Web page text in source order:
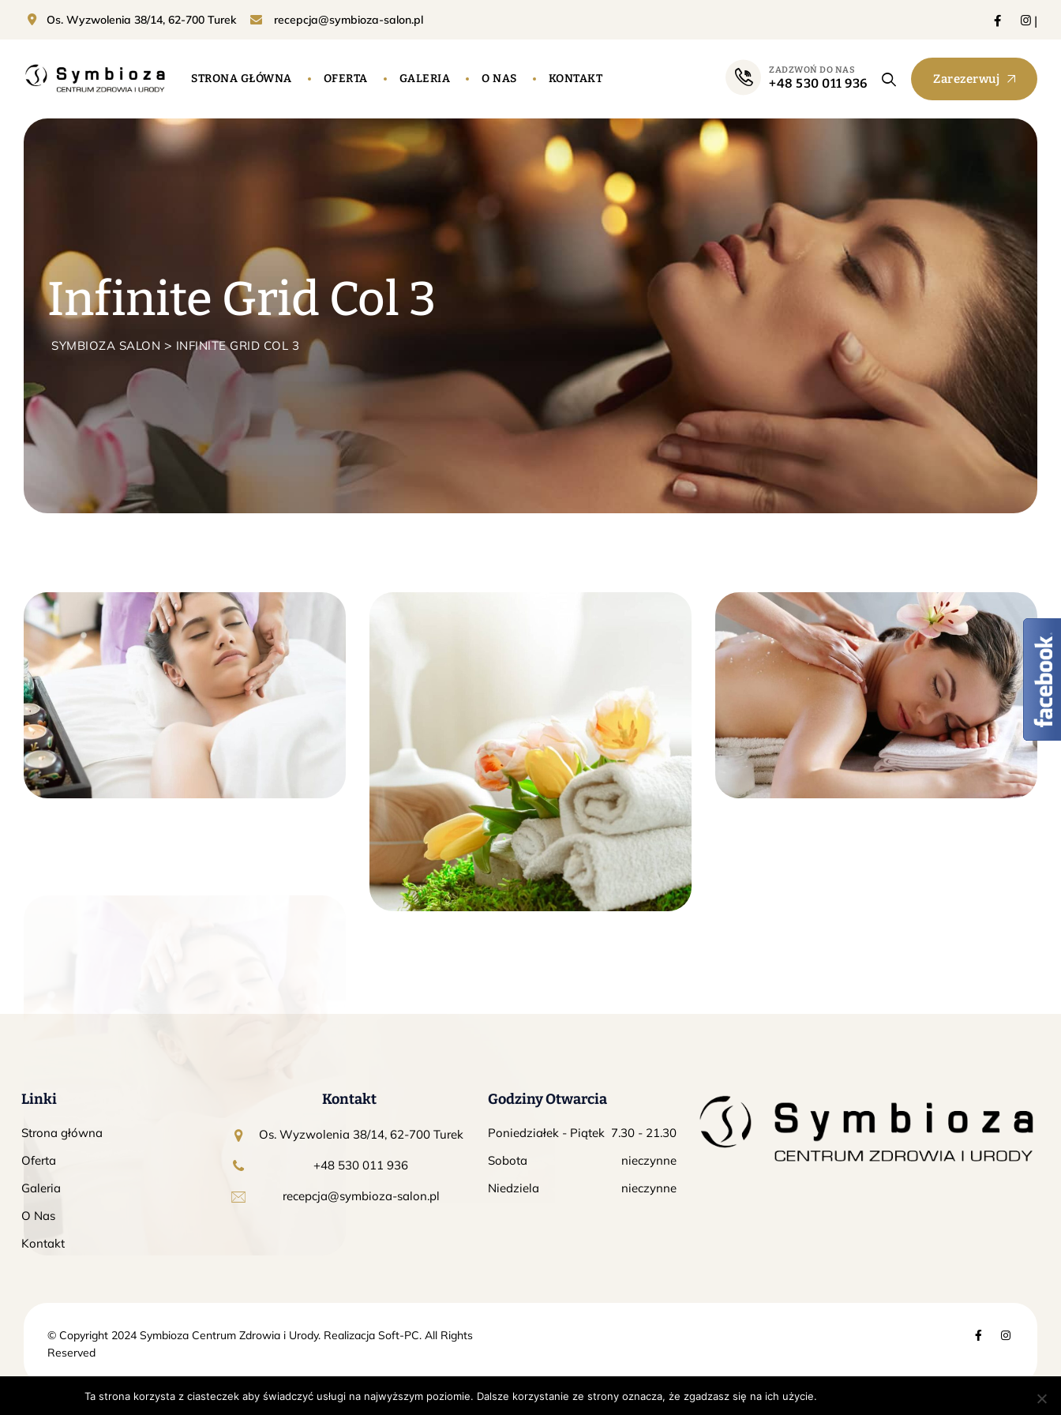
Os. Wyzwolenia 38/14, 62-700 Turek recepcja@symbioza-salon.pl |
STRONA GŁÓWNA OFERTA GALERIA O NAS KONTAKT
ZADZWOŃ DO NAS
+48 530 011 936 Zarezerwuj
Infinite Grid Col 3
SYMBIOZA SALON > INFINITE GRID COL 3
BEAUTY
COSMETICS
HERBAL
Linki
Strona główna
Oferta
Galeria
O Nas
Kontakt
Kontakt
Os. Wyzwolenia 38/14, 62-700 Turek
+48 530 011 936
recepcja@symbioza-salon.pl
Godziny Otwarcia
Poniedziałek - Piątek 7.30 - 21.30
Sobota
nieczynne
Niedziela
nieczynne
© Copyright 2024 Symbioza Centrum Zdrowia i Urody. Realizacja Soft-PC. All Rights
Reserved
Ta strona korzysta z ciasteczek aby świadczyć usługi na najwyższym poziomie. Dalsze korzystanie ze strony oznacza, że zgadzasz się na ich użycie.